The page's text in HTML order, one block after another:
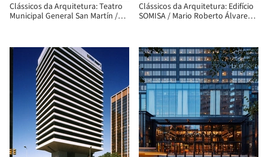
Clássicos da Arquitetura: Teatro
Municipal General San Martín /
Clássicos da Arquitetura: Edifício
SOMISA / Mario Roberto Álvarez y